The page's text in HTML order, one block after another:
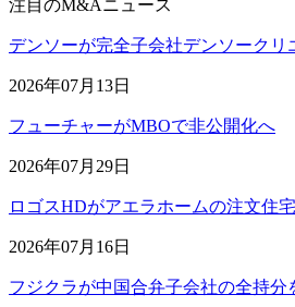
注目のM&Aニュース
デンソーが完全子会社デンソークリ
2026年07月13日
フューチャーがMBOで非公開化へ
2026年07月29日
ロゴスHDがアエラホームの注文住
2026年07月16日
フジクラが中国合弁子会社の全持